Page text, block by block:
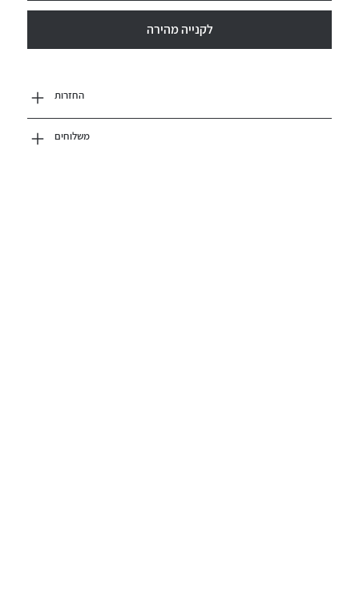
לקנייה מהירה
החזרות
משלוחים